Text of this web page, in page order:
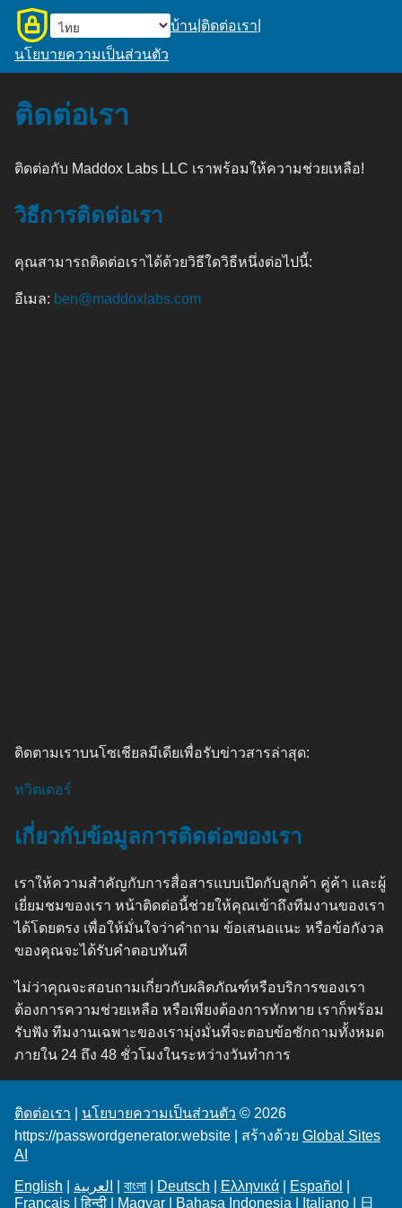
บ้าน ติดต่อเรา
นโยบายความเป็นส่วนตัว
ติดต่อเรา
ติดต่อกับ Maddox Labs LLC เราพร้อมให้ความช่วยเหลือ!
วิธีการติดต่อเรา
คุณสามารถติดต่อเราได้ด้วยวิธีใดวิธีหนึ่งต่อไปนี้:
อีเมล: ben@maddoxlabs.com
ติดตามเราบนโซเชียลมีเดียเพื่อรับข่าวสารล่าสุด:
ทวิตเตอร์
เกี่ยวกับข้อมูลการติดต่อของเรา
เราให้ความสำคัญกับการสื่อสารแบบเปิดกับลูกค้า คู่ค้า และผู้
เยี่ยมชมของเรา หน้าติดต่อนี้ช่วยให้คุณเข้าถึงทีมงานของเรา
ได้โดยตรง เพื่อให้มั่นใจว่าคำถาม ข้อเสนอแนะ หรือข้อกังวล
ของคุณจะได้รับคำตอบทันที
ไม่ว่าคุณจะสอบถามเกี่ยวกับผลิตภัณฑ์หรือบริการของเรา
ต้องการความช่วยเหลือ หรือเพียงต้องการทักทาย เราก็พร้อม
รับฟัง ทีมงานเฉพาะของเรามุ่งมั่นที่จะตอบข้อซักถามทั้งหมด
ภายใน 24 ถึง 48 ชั่วโมงในระหว่างวันทำการ
ติดต่อเรา นโยบายความเป็นส่วนตัว © 2026
https://passwordgenerator.website | สร้างด้วย Global Sites
AI
English العربية বাংলা Deutsch Ελληνικά Español
Français |हिन्दी Magyar Bahasa Indonesia Italiano 日